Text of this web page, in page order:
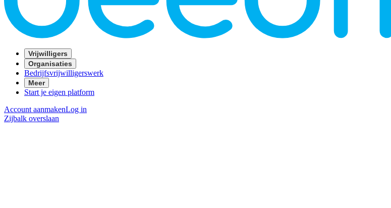
Vrijwilligers
Organisaties
Bedrijfsvrijwilligerswerk
Meer
Start je eigen platform
Account aanmakenLog in
Zijbalk overslaan